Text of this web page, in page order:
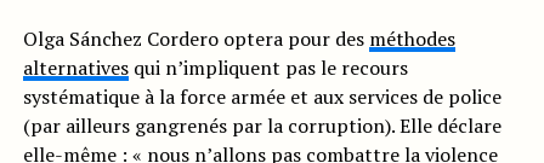
Olga Sánchez Cordero optera pour des méthodes
alternativesqui n’impliquent pas le recours
systématique à la force armée et aux services de police
(par ailleurs gangrenés par la corruption). Elle déclare
elle-même : « nous n’allons pas combattre la violence